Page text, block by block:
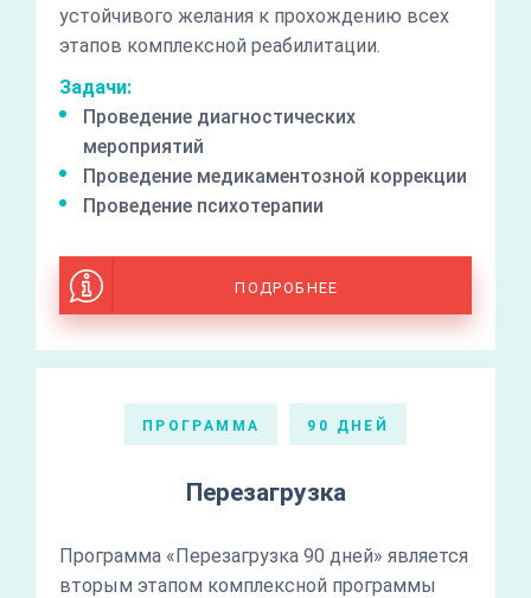
устойчивого желания к прохождению всех
этапов комплексной реабилитации.
Задачи:
Проведение диагностических
мероприятий
Проведение медикаментозной коррекции
Проведение психотерапии
ПОДРОБНЕЕ
ПРОГРАММА 90 ДНЕЙ
Перезагрузка
Программа «Перезагрузка 90 дней» является
вторым этапом комплексной программы